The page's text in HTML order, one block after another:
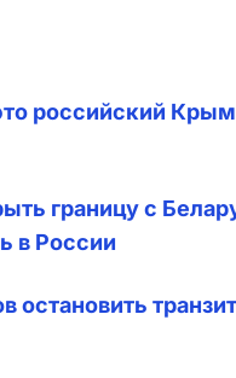
российский
границу с
в России
остановить